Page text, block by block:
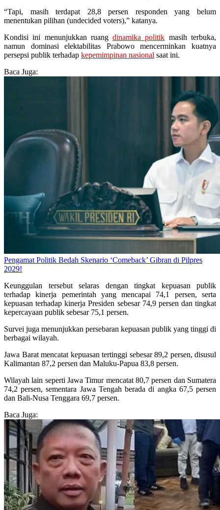
“Tapi, masih terdapat 28,8 persen responden yang belum
menentukan pilihan (undecided voters),” katanya.
Kondisi ini menunjukkan ruangdinamika politik masih terbuka,
namun dominasi elektabilitas Prabowo mencerminkan kuatnya
persepsi publik terhadap kepemimpinan nasional saat ini.
Baca Juga:
Pengamat Politik Bedah Skenario ‘Comeback’ Gibran di Pilpres
2029!
Keunggulan tersebut selaras dengan tingkat kepuasan publik
terhadap kinerja pemerintah yang mencapai 74,1 persen, serta
kepuasan terhadap kinerja Presiden sebesar 74,9 persen dan tingkat
kepercayaan publik sebesar 75,1 persen.
Survei juga menunjukkan persebaran kepuasan publik yang tinggi di
berbagai wilayah.
Jawa Barat mencatat kepuasan tertinggi sebesar 89,2 persen, disusul
Kalimantan 87,2 persen dan Maluku-Papua 83,8 persen.
Wilayah lain seperti Jawa Timur mencatat 80,7 persen dan Sumatera
74,2 persen, sementara Jawa Tengah berada di angka 67,5 persen
dan Bali-Nusa Tenggara 69,7 persen.
Baca Juga: